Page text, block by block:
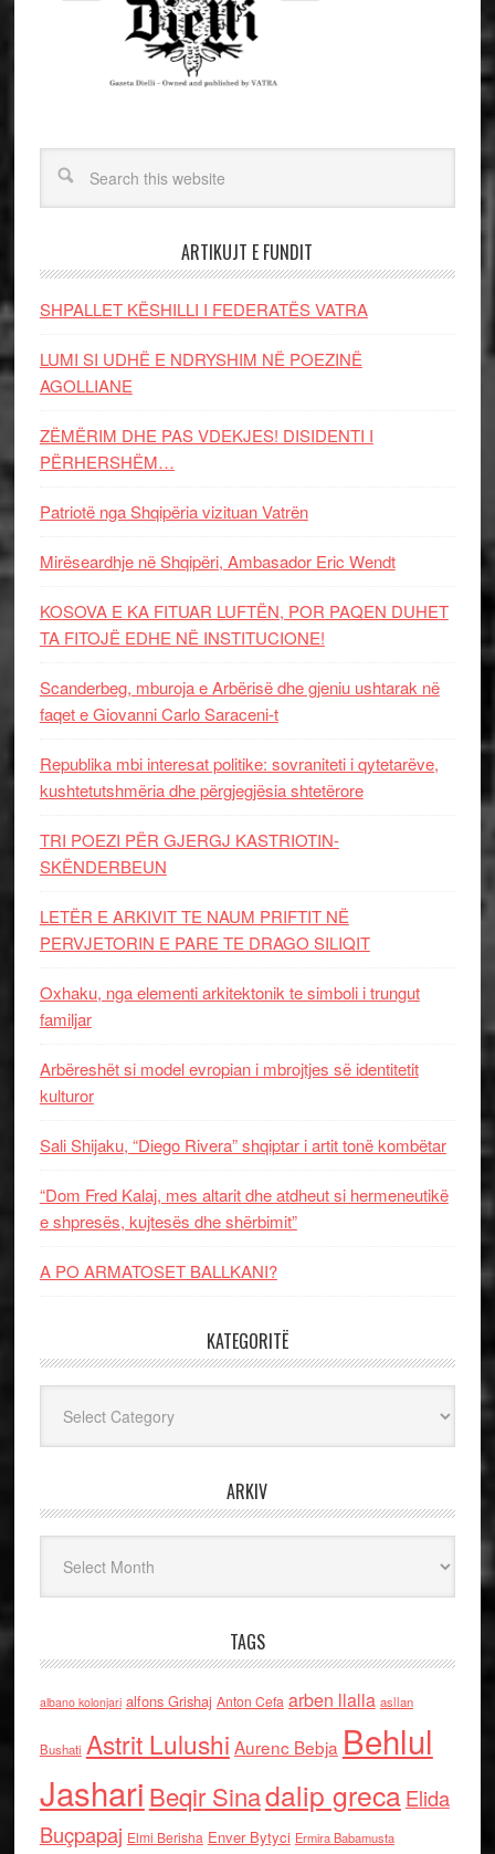
ARTIKUJT E FUNDIT
SHPALLET KËSHILLI I FEDERATËS VATRA
LUMI SI UDHË E NDRYSHIM NË POEZINË
AGOLLIANE
ZËMËRIM DHE PAS VDEKJES! DISIDENTI I
PËRHERSHËM…
Patriotë nga Shqipëria vizituan Vatrën
Mirëseardhje në Shqipëri, Ambasador Eric Wendt
KOSOVA E KA FITUAR LUFTËN, POR PAQEN DUHET
TA FITOJË EDHE NË INSTITUCIONE!
Scanderbeg, mburoja e Arbërisë dhe gjeniu ushtarak në
faqet e Giovanni Carlo Saraceni-t
Republika mbi interesat politike: sovraniteti i qytetarëve,
kushtetutshmëria dhe përgjegjësia shtetërore
TRI POEZI PËR GJERGJ KASTRIOTIN-
SKËNDERBEUN
LETËR E ARKIVIT TE NAUM PRIFTIT NË
PERVJETORIN E PARE TE DRAGO SILIQIT
Oxhaku, nga elementi arkitektonik te simboli i trungut
familjar
Arbëreshët si model evropian i mbrojtjes së identitetit
kulturor
Sali Shijaku, “Diego Rivera” shqiptar i artit tonë kombëtar
“Dom Fred Kalaj, mes altarit dhe atdheut si hermeneutikë
e shpresës, kujtesës dhe shërbimit”
A PO ARMATOSET BALLKANI?
KATEGORITË
ARKIV
TAGS
albano kolonjari alfons Grishaj Anton Cefa arben llalla asllan
Bushati Astrit Lulushi Aurenc Bebja Behlul
Jashari Beqir Sinadalip grecaElida
Buçpapaj Elmi Berisha Enver Bytyci Ermira Babamusta